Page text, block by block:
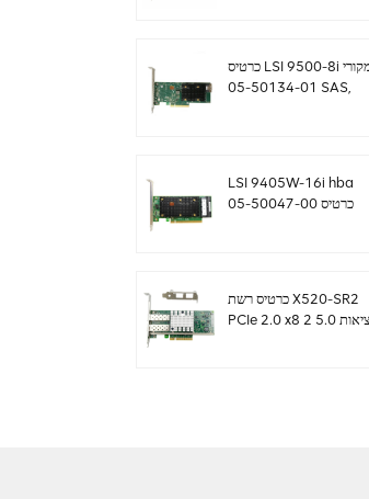
כרטיס LSI 9500-8i מקורי
05-50134-01 SAS,
LSI 9405W-16i hba
כרטיס 05-50047-00
כרטיס רשת X520-SR2
PCIe 2.0 x8 2 יציאות 5.0